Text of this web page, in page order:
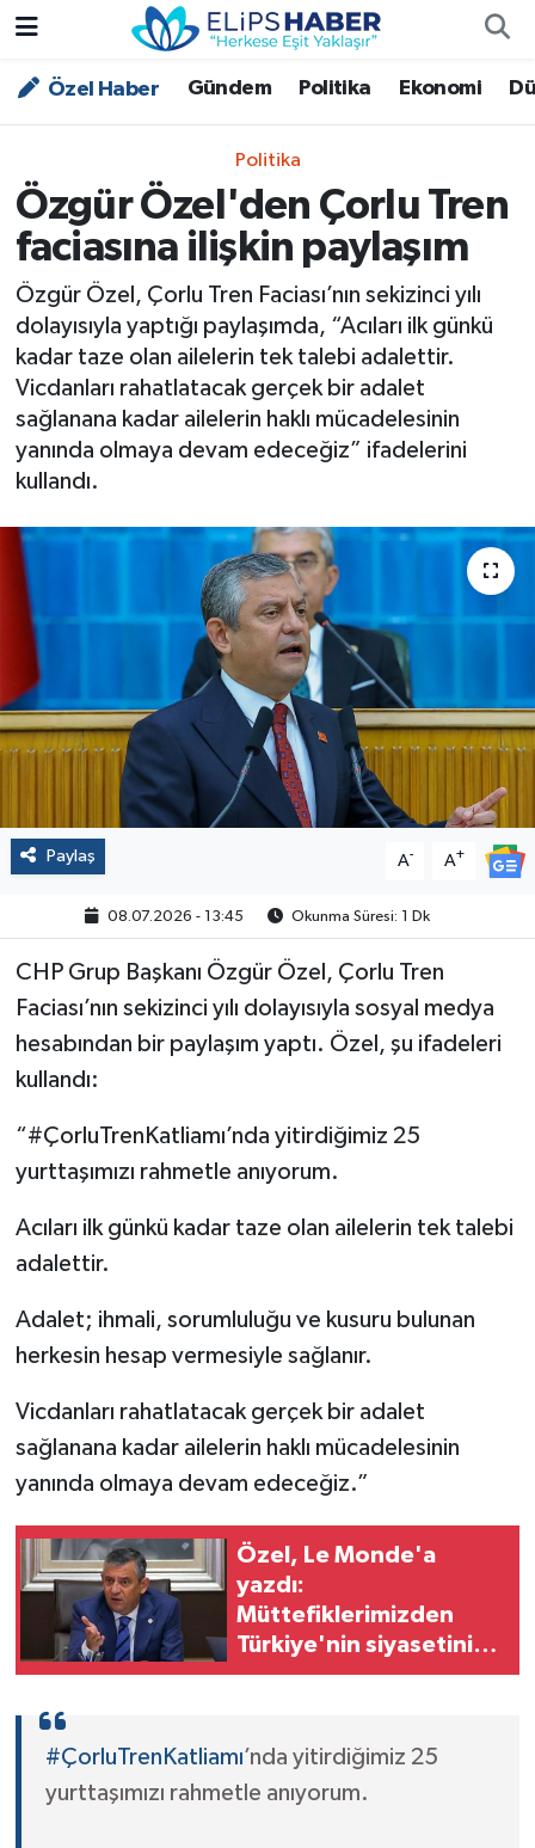
Özel Haber Gündem Politika Ekonomi
Politika
Özgür Özel'den Çorlu Tren
faciasına ilişkin paylaşım
Özgür Özel, Çorlu Tren Faciası’nın sekizinci yılı
dolayısıyla yaptığı paylaşımda, “Acıları ilk günkü
kadar taze olan ailelerin tek talebi adalettir.
Vicdanları rahatlatacak gerçek bir adalet
sağlanana kadar ailelerin haklı mücadelesinin
yanında olmaya devam edeceğiz” ifadelerini
kullandı.
Paylaş A- A+
08.07.2026 - 13:45 Okunma Süresi: 1 Dk
CHP Grup Başkanı Özgür Özel, Çorlu Tren
Faciası’nın sekizinci yılı dolayısıyla sosyal medya
hesabından bir paylaşım yaptı. Özel, şu ifadeleri
kullandı:
“#ÇorluTrenKatliamı’nda yitirdiğimiz 25
yurttaşımızı rahmetle anıyorum.
Acıları ilk günkü kadar taze olan ailelerin tek talebi
adalettir.
Adalet; ihmali, sorumluluğu ve kusuru bulunan
herkesin hesap vermesiyle sağlanır.
Vicdanları rahatlatacak gerçek bir adalet
sağlanana kadar ailelerin haklı mücadelesinin
yanında olmaya devam edeceğiz.”
Özel, Le Monde'a
yazdı:
Müttefiklerimizden
Türkiye'nin siyasetini
belirlemelerini
#ÇorluTrenKatliamı’nda yitirdiğimiz 25
yurttaşımızı rahmetle anıyorum.
Özel Haber
Asayiş
Çevre - İklim
Dünya
Kültür - Sanat
Spor
Yaşam
Çalışma Hayatı
Yurt
2024 Seçim Sonuçları
Nöbetçi Eczaneler
Trafik Durumu
Süper Lig Puan Durumu ve Fikstür
Tüm Manşetler
Son Dakika Haberleri